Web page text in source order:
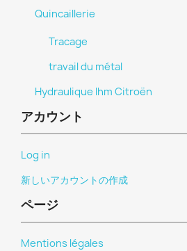
Quincaillerie
Tracage
travail du métal
Hydraulique lhm Citroën
アカウント
Log in
新しいアカウントの作成
ページ
Mentions légales